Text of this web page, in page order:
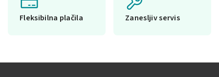
Fleksibilna plačila Zanesljiv servis